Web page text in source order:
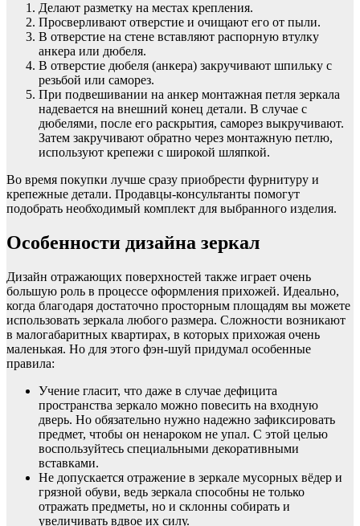
Делают разметку на местах крепления.
Просверливают отверстие и очищают его от пыли.
В отверстие на стене вставляют распорную втулку
анкера или дюбеля.
В отверстие дюбеля (анкера) закручивают шпильку с
резьбой или саморез.
При подвешивании на анкер монтажная петля зеркала
надевается на внешний конец детали. В случае с
дюбелями, после его раскрытия, саморез выкручивают.
Затем закручивают обратно через монтажную петлю,
используют крепежи с широкой шляпкой.
Во время покупки лучше сразу приобрести фурнитуру и
крепежные детали. Продавцы-консультанты помогут
подобрать необходимый комплект для выбранного изделия.
Особенности дизайна зеркал
Дизайн отражающих поверхностей также играет очень
большую роль в процессе оформления прихожей. Идеально,
когда благодаря достаточно просторным площадям вы можете
использовать зеркала любого размера. Сложности возникают
в малогабаритных квартирах, в которых прихожая очень
маленькая. Но для этого фэн-шуй придумал особенные
правила:
Учение гласит, что даже в случае дефицита
пространства зеркало можно повесить на входную
дверь. Но обязательно нужно надежно зафиксировать
предмет, чтобы он ненароком не упал. С этой целью
воспользуйтесь специальными декоративными
вставками.
Не допускается отражение в зеркале мусорных вёдер и
грязной обуви, ведь зеркала способны не только
отражать предметы, но и склонны собирать и
увеличивать вдвое их силу.